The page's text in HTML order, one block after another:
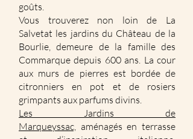
goûts.
Vous trouverez non loin de La
Salvetat les jardins du Château de la
Bourlie, demeure de la famille des
Commarque depuis 600 ans. La cour
aux murs de pierres est bordée de
citronniers en pot et de rosiers
grimpants aux parfums divins.
Les Jardins de
Marqueyssac, aménagés en terrasse